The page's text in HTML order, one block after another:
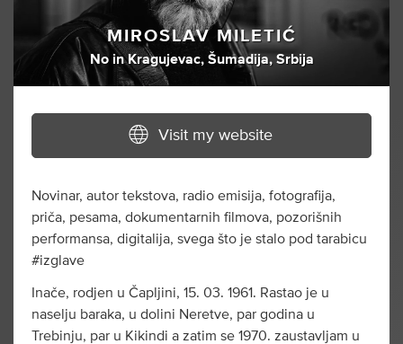
MIROSLAV MILETIĆ
No inKragujevac, Šumadija, Srbija
Visit my website
Novinar, autor tekstova, radio emisija, fotografija,
priča, pesama, dokumentarnih filmova, pozorišnih
performansa, digitalija, svega što je stalo pod tarabicu
#izglave
Inače, rodjen u Čapljini, 15. 03. 1961. Rastao je u
naselju baraka, u dolini Neretve, par godina u
Trebinju, par u Kikindi a zatim se 1970. zaustavljam u